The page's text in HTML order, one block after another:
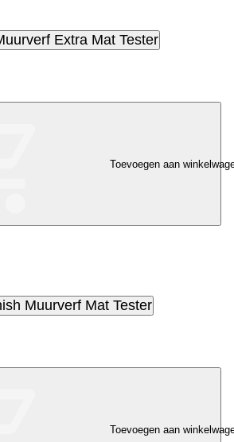
Extra Mat Tester
Toevoegen aan
Muurverf Mat Tester
Toevoegen aan